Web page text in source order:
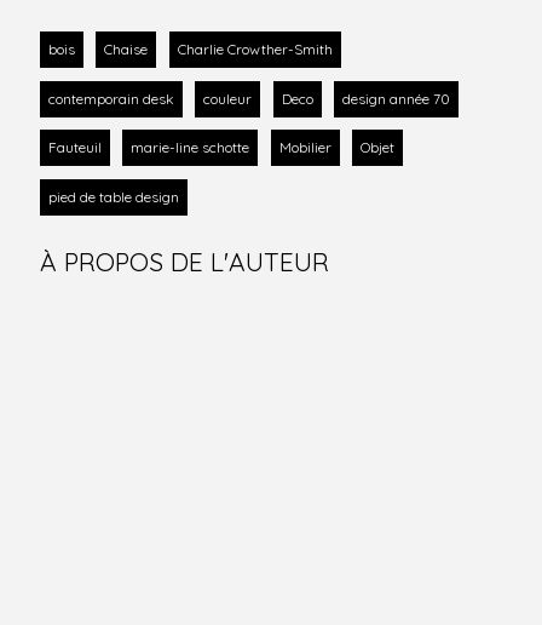
bois Chaise Charlie Crowther-Smith
contemporain desk couleur Deco design année 70
Fauteuil marie-line schotte Mobilier Objet
pied de table design
À PROPOS DE L'AUTEUR